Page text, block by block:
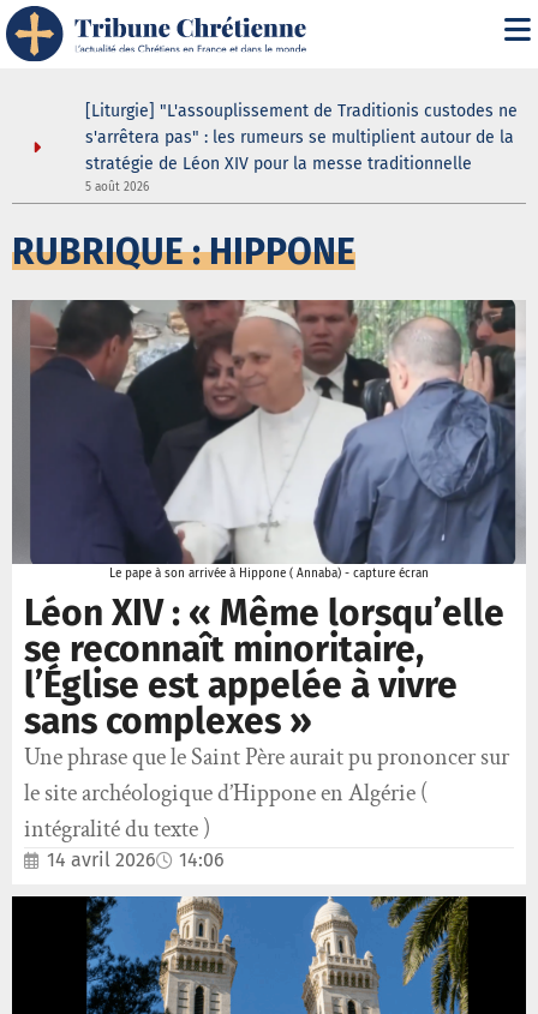
[Liturgie] "L'assouplissement de Traditionis custodes ne
s'arrêtera pas" : les rumeurs se multiplient autour de la
stratégie de Léon XIV pour la messe traditionnelle
5 août 2026
RUBRIQUE : HIPPONE
Le pape à son arrivée à Hippone ( Annaba) - capture écran
Léon XIV : « Même lorsqu’elle
se reconnaît minoritaire,
l’Église est appelée à vivre
sans complexes »
Une phrase que le Saint Père aurait pu prononcer sur
le site archéologique d’Hippone en Algérie (
intégralité du texte )
14 avril 2026 14:06